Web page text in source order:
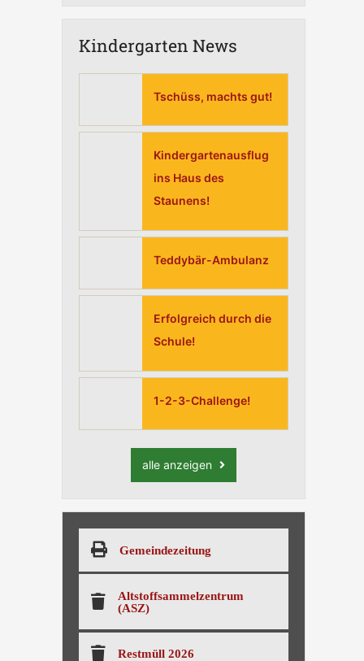
Kindergarten News
Tschüss, machts gut!
Kindergartenausflug
ins Haus des
Staunens!
Teddybär-Ambulanz
Erfolgreich durch die
Schule!
1-2-3-Challenge!
alle anzeigen
Gemeindezeitung
Altstoffsammelzentrum
(ASZ)
Restmüll 2026